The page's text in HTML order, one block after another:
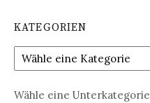
KATEGORIEN
Wähle eine Unterkategorie